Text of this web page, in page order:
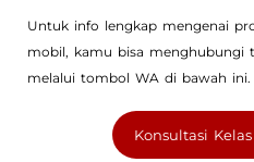
Untuk info lengkap mengenai
mobil, kamu bisa menghubungi
melalui tombol WA di bawah ini.
Konsultasi